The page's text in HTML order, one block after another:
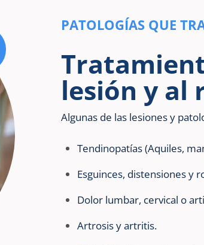
PATOLOGÍAS QUE
lesión y al
Algunas de las lesiones y
Tendinopatías (Aquiles,
Esguinces, distensiones y
Dolor lumbar, cervical o
Artrosis y artritis.